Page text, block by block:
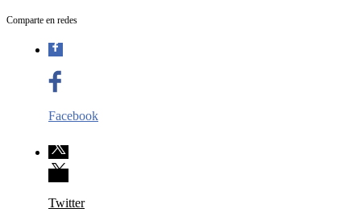
Comparte en redes
Facebook
Twitter